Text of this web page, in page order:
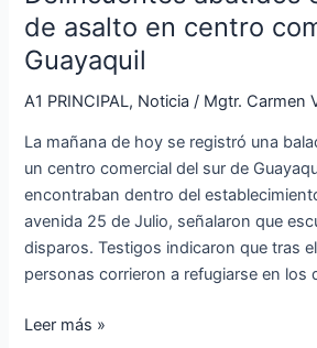
de asalto en centro
Guayaquil
A1 PRINCIPAL, Noticia / Mgtr. Carmen
La mañana de hoy se registró una
un centro comercial del sur de
encontraban dentro del
avenida 25 de Julio, señalaron que
disparos. Testigos indicaron que tras
personas corrieron a refugiarse en los
Leer más »